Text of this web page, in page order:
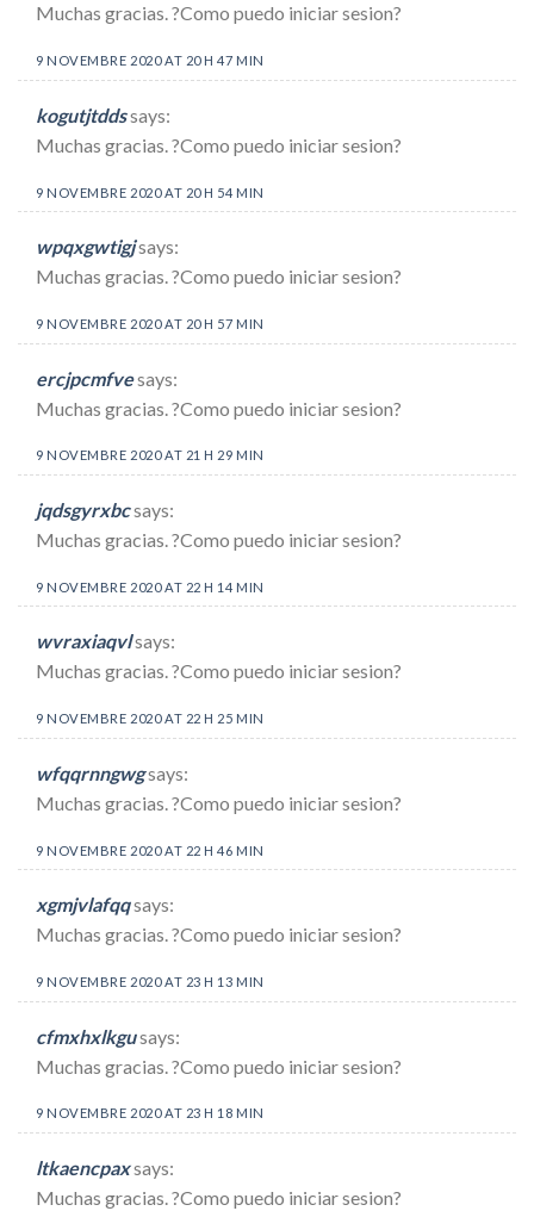
Muchas gracias. ?Como puedo iniciar sesion?
9 NOVEMBRE 2020 AT 20 H 47 MIN
kogutjtddssays:
Muchas gracias. ?Como puedo iniciar sesion?
9 NOVEMBRE 2020 AT 20 H 54 MIN
wpqxgwtigjsays:
Muchas gracias. ?Como puedo iniciar sesion?
9 NOVEMBRE 2020 AT 20 H 57 MIN
ercjpcmfvesays:
Muchas gracias. ?Como puedo iniciar sesion?
9 NOVEMBRE 2020 AT 21 H 29 MIN
jqdsgyrxbcsays:
Muchas gracias. ?Como puedo iniciar sesion?
9 NOVEMBRE 2020 AT 22 H 14 MIN
wvraxiaqvlsays:
Muchas gracias. ?Como puedo iniciar sesion?
9 NOVEMBRE 2020 AT 22 H 25 MIN
wfqqrnngwgsays:
Muchas gracias. ?Como puedo iniciar sesion?
9 NOVEMBRE 2020 AT 22 H 46 MIN
xgmjvlafqqsays:
Muchas gracias. ?Como puedo iniciar sesion?
9 NOVEMBRE 2020 AT 23 H 13 MIN
cfmxhxlkgusays:
Muchas gracias. ?Como puedo iniciar sesion?
9 NOVEMBRE 2020 AT 23 H 18 MIN
ltkaencpaxsays:
Muchas gracias. ?Como puedo iniciar sesion?